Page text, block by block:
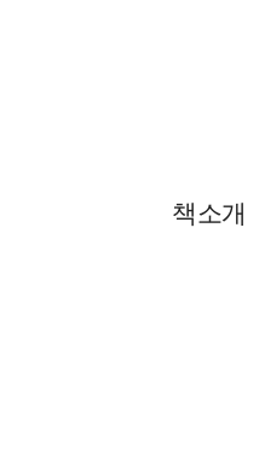
책소개